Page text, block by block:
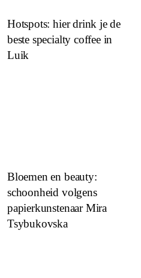
Hotspots: hier drink je de
beste specialty coffee in
Luik
Bloemen en beauty:
schoonheid volgens
papierkunstenaar Mira
Tsybukovska